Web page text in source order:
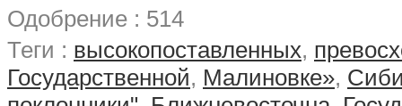
Одобрение : 514
Теги : высокопоставленных,
Государственной, Малиновке»,